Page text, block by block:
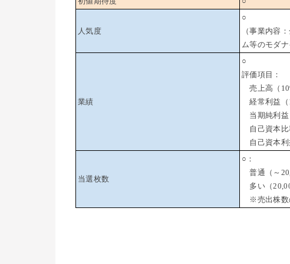
人気度
○
（事業内容
ム等のモダナ
業績
○
評価項目：
売上高（
経常利益（
当期純利益
自己資本比
自己資本利
当選枚数
○：
普通（～
多い（
※売出株数